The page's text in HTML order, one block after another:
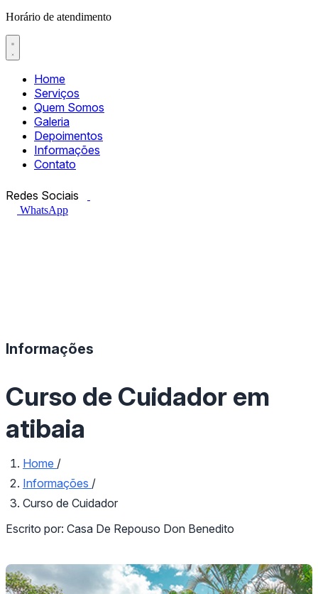
Horário de atendimento
Home
Serviços
Quem Somos
Galeria
Depoimentos
Informações
Contato
Redes Sociais
WhatsApp
Informações
Curso de Cuidador em
atibaia
Home /
Informações /
Curso de Cuidador
Escrito por: Casa De Repouso Don Benedito